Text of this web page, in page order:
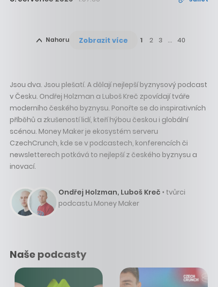
Nahoru Zobrazit více 1 2 3 … 40
Jsou dva. Jsou plešatí. A dělají nejlepší byznysový podcast
v Česku. Ondřej Holzman a Luboš Kreč zpovídají tváře
moderního českého byznysu. Ponořte se do inspirativních
příběhů a zkušeností lidí, kteří hýbou českou i globální
scénou. Money Maker je ekosystém serveru
CzechCrunch, kde se v podcastech, konferencích či
newsletterech potkává to nejlepší z českého byznysu a
inovací.
Ondřej Holzman, Luboš Kreč • tvůrci
podcastu Money Maker
Naše podcasty